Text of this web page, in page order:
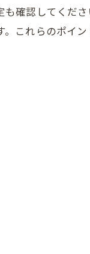
確認してくだ
これらのポイ